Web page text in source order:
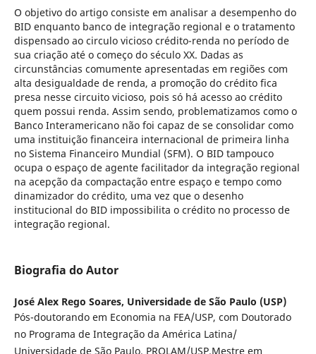
O objetivo do artigo consiste em analisar a desempenho do
BID enquanto banco de integração regional e o tratamento
dispensado ao circulo vicioso crédito-renda no período de
sua criação até o começo do século XX. Dadas as
circunstâncias comumente apresentadas em regiões com
alta desigualdade de renda, a promoção do crédito fica
presa nesse circuito vicioso, pois só há acesso ao crédito
quem possui renda. Assim sendo, problematizamos como o
Banco Interamericano não foi capaz de se consolidar como
uma instituição financeira internacional de primeira linha
no Sistema Financeiro Mundial (SFM). O BID tampouco
ocupa o espaço de agente facilitador da integração regional
na acepção da compactação entre espaço e tempo como
dinamizador do crédito, uma vez que o desenho
institucional do BID impossibilita o crédito no processo de
integração regional.
Biografia do Autor
José Alex Rego Soares, Universidade de São Paulo (USP)
Pós-doutorando em Economia na FEA/USP, com Doutorado
no Programa de Integração da América Latina/
Universidade de São Paulo. PROLAM/USP.Mestre em